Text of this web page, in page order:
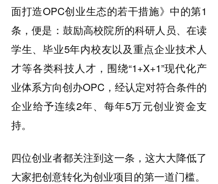
面打造OPC创业生态的若干措施》中的第1
条，便是：鼓励高校院所的科研人员、在读
学生、毕业5年内校友以及重点企业技术人
才等各类科技人才，围绕“1+X+1”现代化产
业体系方向创办OPC，经认定对符合条件的
企业给予连续2年、每年5万元创业资金支
持。
四位创业者都关注到这一条，这大大降低了
大家把创意转化为创业项目的第一道门槛。